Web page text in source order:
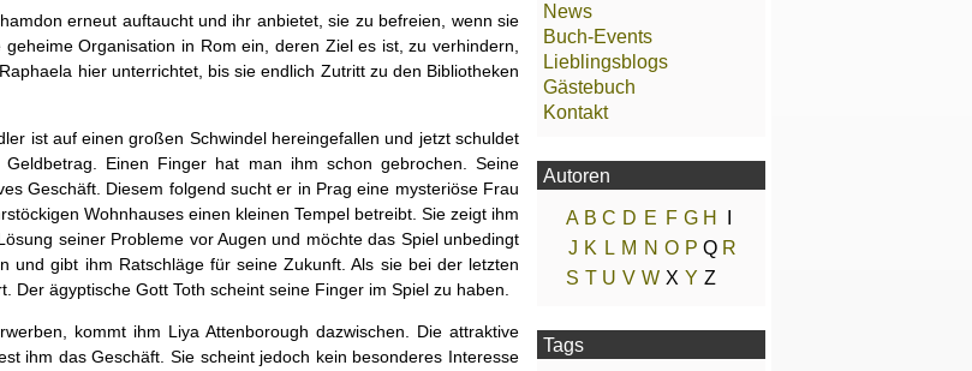
erneut auftaucht und ihr anbietet, sie zu befreien, wenn sie
Organisation in Rom ein, deren Ziel es ist, zu verhindern,
hier unterrichtet, bis sie endlich Zutritt zu den Bibliotheken
ist auf einen großen Schwindel hereingefallen und jetzt schuldet
Einen Finger hat man ihm schon gebrochen. Seine
Geschäft. Diesem folgend sucht er in Prag eine mysteriöse Frau
Wohnhauses einen kleinen Tempel betreibt. Sie zeigt ihm
seiner Probleme vor Augen und möchte das Spiel unbedingt
und gibt ihm Ratschläge für seine Zukunft. Als sie bei der letzten
Der ägyptische Gott Toth scheint seine Finger im Spiel zu haben.
kommt ihm Liya Attenborough dazwischen. Die attraktive
ihm das Geschäft. Sie scheint jedoch kein besonderes Interesse
News
Buch-Events
Lieblingsblogs
Gästebuch
Kontakt
Autoren
A B C D E F G H
J K L M N O P Q R
S T U V W X Y Z
Tags